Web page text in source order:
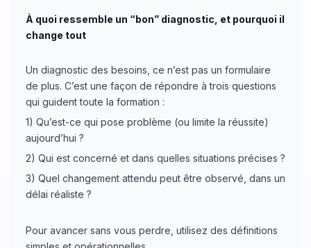
À quoi ressemble un “bon” diagnostic, et pourquoi il
change tout
Un diagnostic des besoins, ce n’est pas un formulaire
de plus. C’est une façon de répondre à trois questions
qui guident toute la formation :
1) Qu’est-ce qui pose problème (ou limite la réussite)
aujourd’hui ?
2) Qui est concerné et dans quelles situations précises ?
3) Quel changement attendu peut être observé, dans un
délai réaliste ?
Pour avancer sans vous perdre, utilisez des définitions